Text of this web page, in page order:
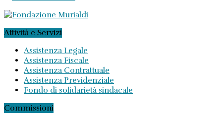
Attività e Servizi
Assistenza Legale
Assistenza Fiscale
Assistenza Contrattuale
Assistenza Previdenziale
Fondo di solidarietà sindacale
Commissioni